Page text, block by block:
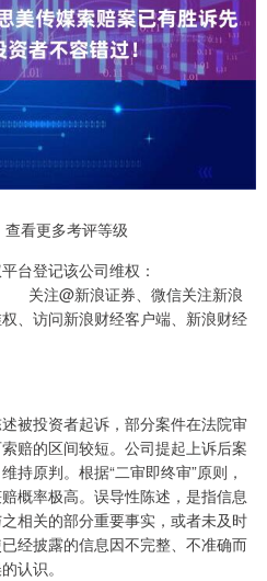
看更多考评等级
登记该公司维权：
关注@新浪证券、微信关注新浪
、访问新浪财经客户端、新浪财经
投资者起诉，部分案件在法院审
赔的区间较短。公司提起上诉后案
持原判。根据“二审即终审”原则，
概率极高。误导性陈述，是指信息
相关的部分重要事实，或者未及时
经披露的信息因不完整、不准确而
认识。